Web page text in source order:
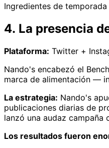
Ingredientes de
4. La presencia
Plataforma: Twitter +
Nando's encabezó el
marca de alimentación —
La estrategia: Nando's
publicaciones diarias de
lanzó una audaz campaña
Los resultados fueron